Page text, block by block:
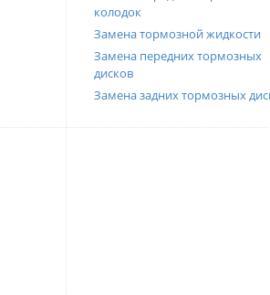
колодок
Замена тормозной жидкости
Замена передних тормозных
дисков
Замена задних тормозных